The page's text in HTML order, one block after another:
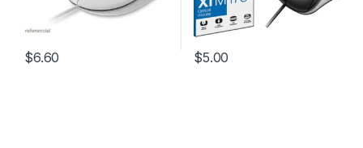
$6.60 $5.00